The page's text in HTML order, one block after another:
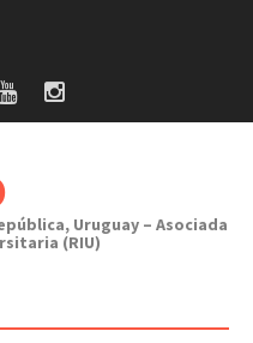
Uruguay – Asociada
(RIU)